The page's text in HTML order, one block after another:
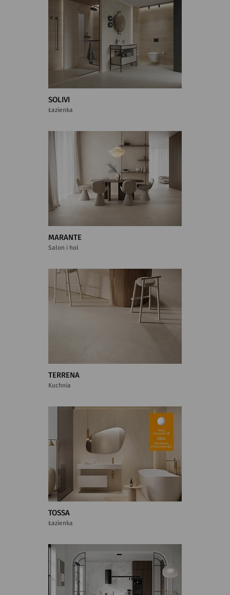
SOLIVI
Łazienka
MARANTE
Salon i hol
TERRENA
Kuchnia
TOSSA
Łazienka